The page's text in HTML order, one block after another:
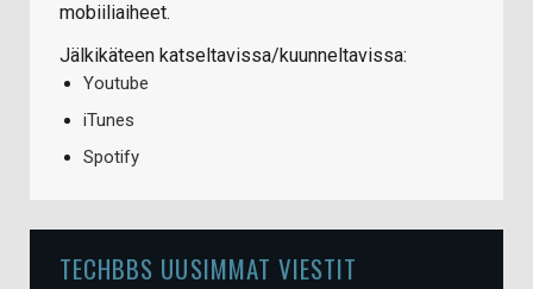
mobiiliaiheet.
Jälkikäteen katseltavissa/kuunneltavissa:
Youtube
iTunes
Spotify
TECHBBS UUSIMMAT VIESTIT